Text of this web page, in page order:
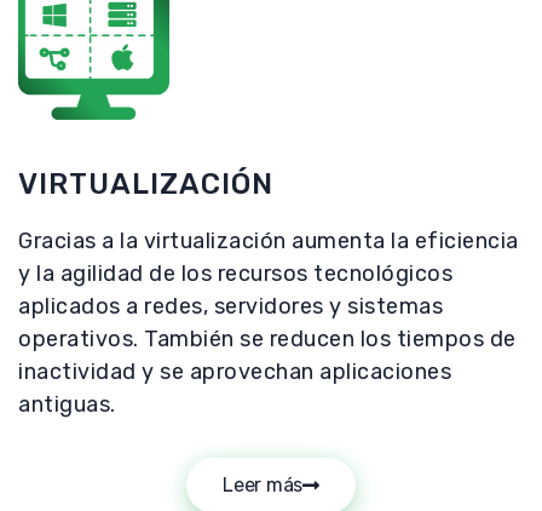
VIRTUALIZACIÓN
Gracias a la virtualización aumenta la eficiencia
y la agilidad de los recursos tecnológicos
aplicados a redes, servidores y sistemas
operativos. También se reducen los tiempos de
inactividad y se aprovechan aplicaciones
antiguas.
Leer más